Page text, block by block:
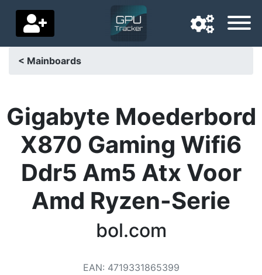
Lieferland
Startseite
Einstellungen
Unterstütze uns
< Mainboards
Gigabyte Moederbord
X870 Gaming Wifi6
Ddr5 Am5 Atx Voor
Amd Ryzen-Serie
bol.com
EAN: 4719331865399